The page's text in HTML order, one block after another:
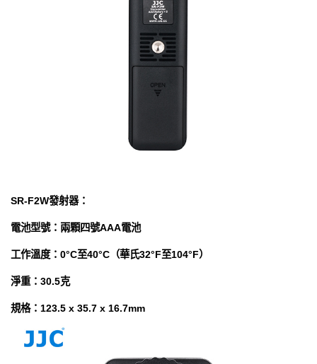
SR-F2W發射器：
電池型號：兩顆四號AAA電池
工作溫度：0°C至40°C（華氏32°F至104°F）
淨重：30.5克
規格：123.5 x 35.7 x 16.7mm